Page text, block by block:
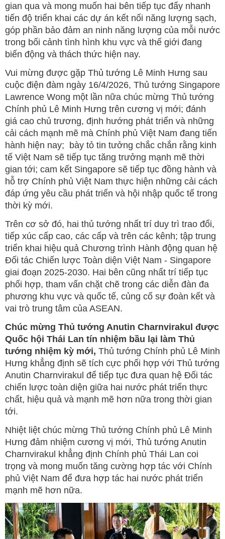
gian qua và mong muốn hai bên tiếp tục đẩy nhanh
tiến độ triển khai các dự án kết nối năng lượng sạch,
góp phần bảo đảm an ninh năng lượng của mỗi nước
trong bối cảnh tình hình khu vực và thế giới đang
biến động và thách thức hiện nay.
Vui mừng được gặp Thủ tướng Lê Minh Hưng sau
cuộc điện đàm ngày 16/4/2026, Thủ tướng Singapore
Lawrence Wong một lần nữa chúc mừng Thủ tướng
Chính phủ Lê Minh Hưng trên cương vị mới; đánh
giá cao chủ trương, định hướng phát triển và những
cải cách mạnh mẽ mà Chính phủ Việt Nam đang tiến
hành hiện nay; bày tỏ tin tưởng chắc chắn rằng kinh
tế Việt Nam sẽ tiếp tục tăng trưởng mạnh mẽ thời
gian tới; cam kết Singapore sẽ tiếp tục đồng hành và
hỗ trợ Chính phủ Việt Nam thực hiện những cải cách
đáp ứng yêu cầu phát triển và hội nhập quốc tế trong
thời kỳ mới.
Trên cơ sở đó, hai thủ tướng nhất trí duy trì trao đổi,
tiếp xúc cấp cao, các cấp và trên các kênh; tập trung
triển khai hiệu quả Chương trình Hành động quan hệ
Đối tác Chiến lược Toàn diện Việt Nam - Singapore
giai đoạn 2025-2030. Hai bên cũng nhất trí tiếp tục
phối hợp, tham vấn chặt chẽ trong các diễn đàn đa
phương khu vực và quốc tế, củng cố sự đoàn kết và
vai trò trung tâm của ASEAN.
Chúc mừng Thủ tướng Anutin Charnvirakul được
Quốc hội Thái Lan tín nhiệm bầu lại làm Thủ
tướng nhiệm kỳ mới, Thủ tướng Chính phủ Lê Minh
Hưng khẳng định sẽ tích cực phối hợp với Thủ tướng
Anutin Charnvirakul để tiếp tục đưa quan hệ Đối tác
chiến lược toàn diện giữa hai nước phát triển thực
chất, hiệu quả và mạnh mẽ hơn nữa trong thời gian
tới.
Nhiệt liệt chúc mừng Thủ tướng Chính phủ Lê Minh
Hưng đảm nhiệm cương vị mới, Thủ tướng Anutin
Charnvirakul khẳng định Chính phủ Thái Lan coi
trọng và mong muốn tăng cường hợp tác với Chính
phủ Việt Nam để đưa hợp tác hai nước phát triển
mạnh mẽ hơn nữa.